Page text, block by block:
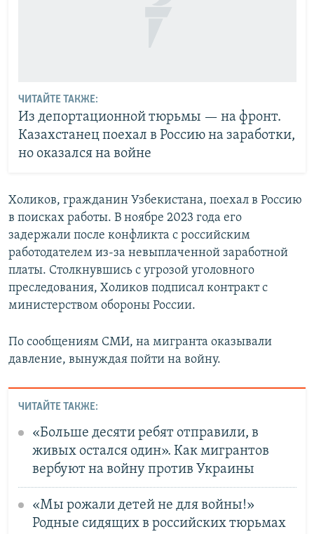
ЧИТАЙТЕ ТАКЖЕ:
Из депортационной тюрьмы — на фронт.
Казахстанец поехал в Россию на заработки,
но оказался на войне
Холиков, гражданин Узбекистана, поехал в Россию
в поисках работы. В ноябре 2023 года его
задержали после конфликта с российским
работодателем из-за невыплаченной заработной
платы. Столкнувшись с угрозой уголовного
преследования, Холиков подписал контракт с
министерством обороны России.
По сообщениям СМИ, на мигранта оказывали
давление, вынуждая пойти на войну.
ЧИТАЙТЕ ТАКЖЕ:
«Больше десяти ребят отправили, в
живых остался один». Как мигрантов
вербуют на войну против Украины
«Мы рожали детей не для войны!»
Родные сидящих в российских тюрьмах